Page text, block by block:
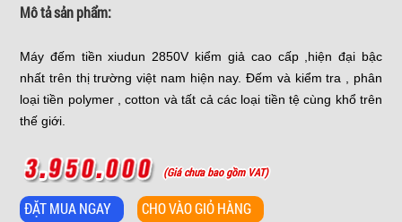
Mô tả sản phẩm:
Máy đếm tiền xiudun 2850V kiểm giả cao cấp ,hiện đại bậc
nhất trên thị trường việt nam hiện nay. Đếm và kiểm tra , phân
loại tiền polymer , cotton và tất cả các loại tiền tệ cùng khổ trên
thế giới.
(Giá chưa bao gồm VAT)